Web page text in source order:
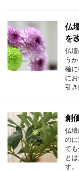
仏
を
仏
う
確
に
引
創
仏
の
て
と
す